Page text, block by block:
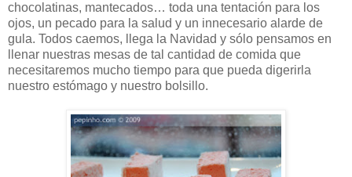
chocolatinas, mantecados… toda una tentación para los
ojos, un pecado para la salud y un innecesario alarde de
gula. Todos caemos, llega la Navidad y sólo pensamos en
llenar nuestras mesas de tal cantidad de comida que
necesitaremos mucho tiempo para que pueda digerirla
nuestro estómago y nuestro bolsillo.